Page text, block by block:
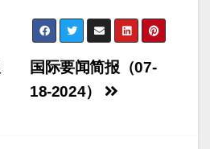
国际要闻简报（07-
18-2024）